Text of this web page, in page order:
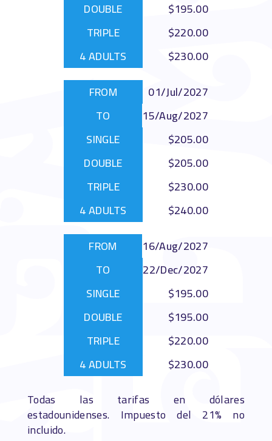
$195.00
$220.00
$230.00
01/Jul/2027
15/Aug/2027
$205.00
$205.00
$230.00
$240.00
16/Aug/2027
22/Dec/2027
$195.00
$195.00
$220.00
$230.00
Todas las tarifas en dólares
estadounidenses. Impuesto del 21% no
incluido.